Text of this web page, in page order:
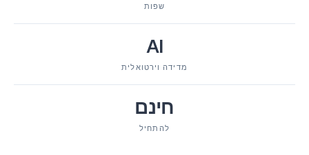
שפות
AI
מדידה וירטואלית
חינם
להתחיל